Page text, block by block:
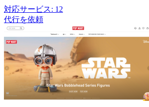
対応サービス: 12
代行を依頼